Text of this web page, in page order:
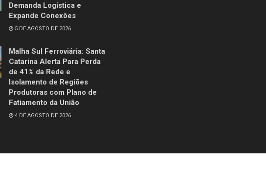
Demanda Logística e
Expande Conexões
5 DE AGOSTO DE 2026
Malha Sul Ferroviária: Santa
Catarina Alerta Para Perda
de 41% da Rede e
Isolamento de Regiões
Produtoras com Plano de
Fatiamento da União
4 DE AGOSTO DE 2026